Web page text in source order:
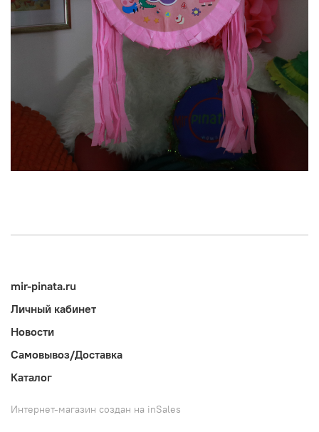
mir-pinata.ru
Личный кабинет
Новости
Самовывоз/Доставка
Каталог
Интернет-магазин создан на inSales